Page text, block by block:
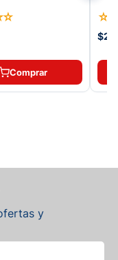
☆
Comprar
☆
y